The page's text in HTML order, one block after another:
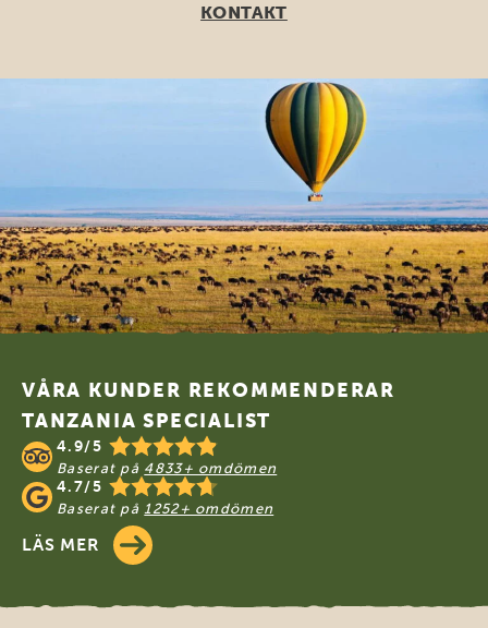
KONTAKT
VÅRA KUNDER REKOMMENDERAR
TANZANIA SPECIALIST
4.9/5
Baserat på 4833+ omdömen
4.7/5
Baserat på1252+ omdömen
LÄS MER